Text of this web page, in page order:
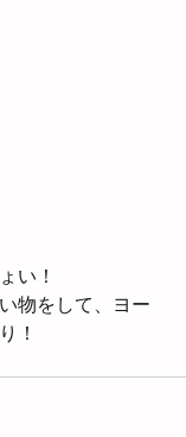
い！
物をして、ヨー
！